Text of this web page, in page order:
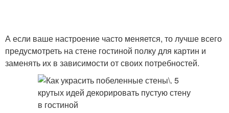
А если ваше настроение часто меняется, то лучше всего
предусмотреть на стене гостиной полку для картин и
заменять их в зависимости от своих потребностей.